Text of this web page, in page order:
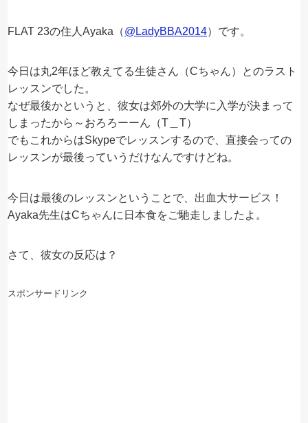
FLAT 23の住人Ayaka（@LadyBBA2014）です。
今日は丸2年ほど教えてる生徒さん（Cちゃん）とのラスト
レッスンでした。
なぜ最後かというと、彼女は郊外の大学に入学が決まって
しまったから～おろろーーん（T＿T）
でもこれからはSkypeでレッスンするので、直接会っての
レッスンが最後っていうだけなんですけどね。
今日は最後のレッスンということで、出血大サービス！
Ayaka先生はCちゃんに日本食をご馳走しましたよ。
さて、彼女の反応は？
スポンサードリンク